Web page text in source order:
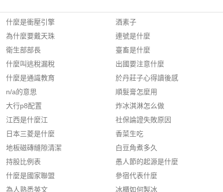
什麼是衝壓引擎
為什麼要戴天珠
衛生部部長
什麼叫逃稅漏稅
什麼是通識教育
n/a的意思
大行p8配置
江西是什麼江
日本三菱是什麼
地板磁磚縫隙清潔
持股比例表
什麼是國家聯盟
為人熟悉英文
酒素子
連號是什麼
臺畜是什麼
出國要注意什麼
於丹莊子心得讀後感
順髮膏怎麼用
炸冰淇淋怎么做
社保論證失敗原因
香菜生吃
白豆角煮多久
愚人節的起源是什麼
參宿代表什麼
冰櫃如何製冰